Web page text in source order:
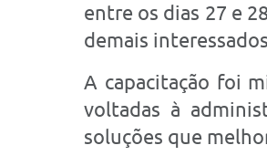
entre os dias 27 e
demais
A capacitação foi
voltadas à
soluções que